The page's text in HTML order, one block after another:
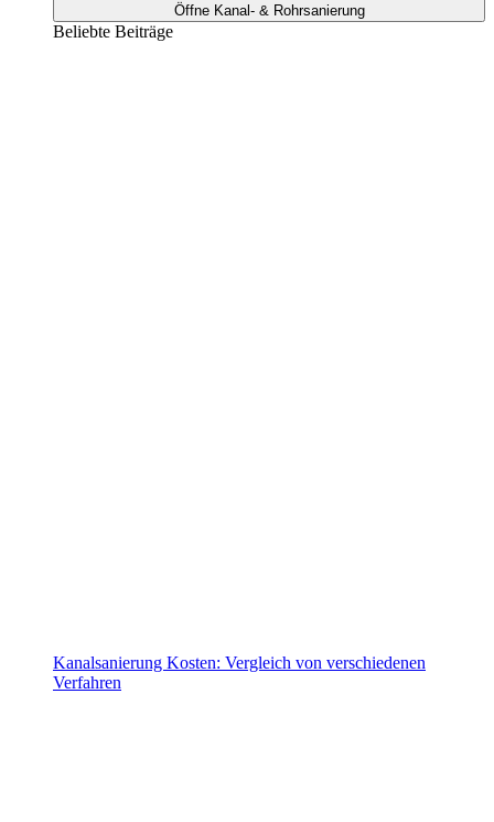
Öffne Kanal- & Rohrsanierung
Beliebte Beiträge
Kanalsanierung Kosten: Vergleich von verschiedenen
Verfahren